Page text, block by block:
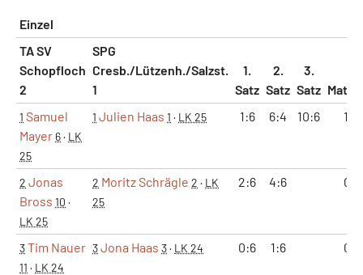
Einzel
TA SV
Schopfloch
2
SPG
Cresb./Lützenh./Salzst.
1
1.
Satz
2.
Satz
3.
Satz
1 Samuel
Mayer 6· LK
25
1 Julien Haas 1 · LK 25 1:6 6:4 10:6 1:0
2 Jonas
Bross 10 ·
LK 25
2 Moritz Schrägle 2 · LK
25
2:6 4:6 0:1
3Tim Nauer
11 · LK 24
3Jona Haas 3· LK 24 0:6 1:6 0:1